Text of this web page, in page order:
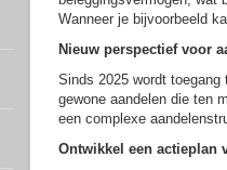
Wanneer je bijvoorbeeld
Nieuw perspectief voor
Sinds 2025 wordt
gewone aandelen die ten
een complexe
Ontwikkel een